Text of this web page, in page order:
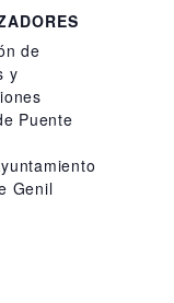
de
y
Puente
Genil